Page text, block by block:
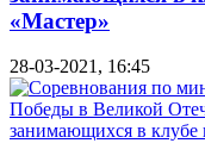
«Мастер»
28-03-2021, 16:45